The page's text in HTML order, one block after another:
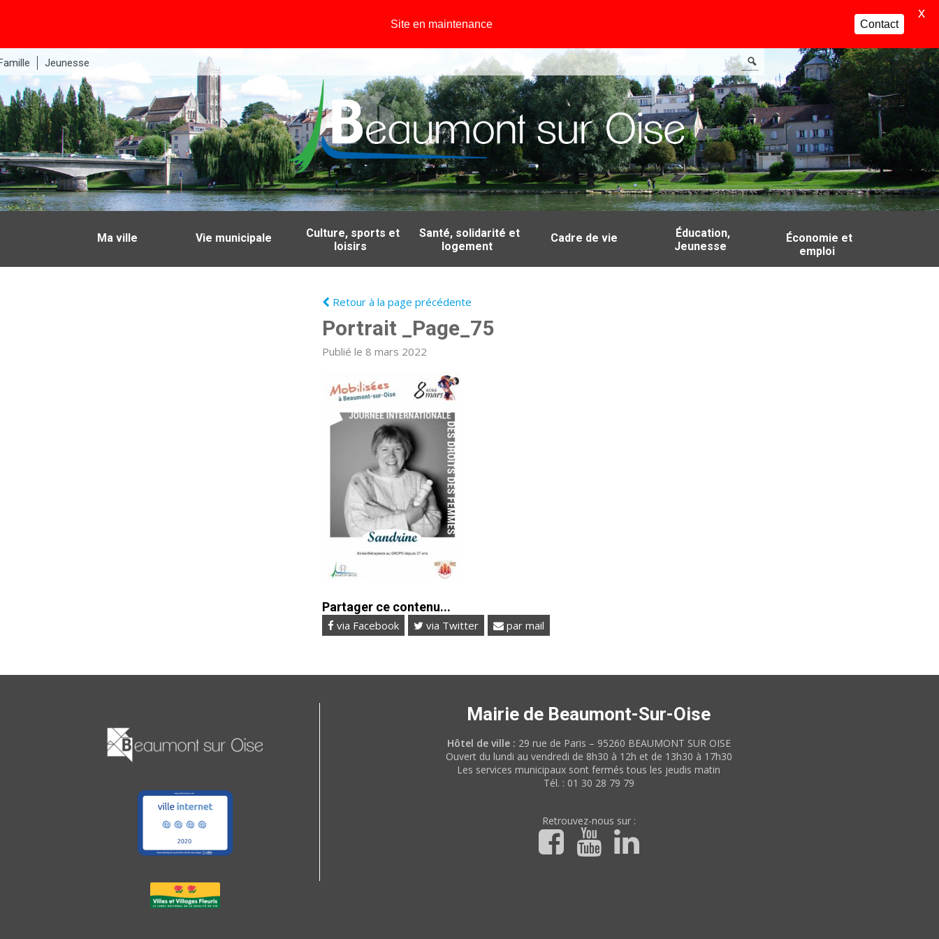
Jeunesse
Ma ville Vie municipale
Culture, sports et
loisirs
Santé, solidarité et
logement
Cadre de vie
Éducation,
Jeunesse
Économie et
emploi
Retour à la page précédente
Portrait _Page_75
Publié le 8 mars 2022
Partager ce contenu...
via Facebook via Twitter par mail
Mairie de Beaumont-Sur-Oise
Hôtel de ville : 29 rue de Paris – 95260 BEAUMONT SUR OISE
Ouvert du lundi au vendredi de 8h30 à 12h et de 13h30 à 17h30
Les services municipaux sont fermés tous les jeudis matin
Tél. : 01 30 28 79 79
Retrouvez-nous sur :
Site en maintenance Contact
X